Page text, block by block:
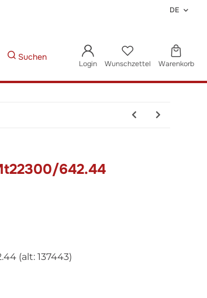
DE
Suchen
Login Wunschzettel Warenkorb
642.44
(alt: 137443)